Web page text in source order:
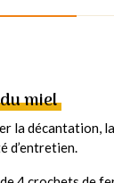
miel
décantation,
d’entretien.